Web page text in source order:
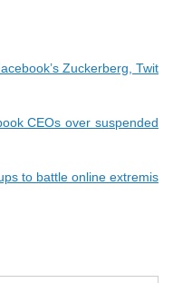
Zuckerberg, Twit
CEOs over suspended
to battle online extremis